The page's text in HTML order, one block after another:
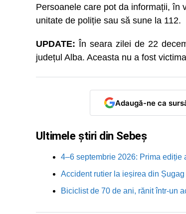
Persoanele care pot da informații, în
unitate de poliție sau să sune la 112.
UPDATE: În seara zilei de 22
județul Alba. Aceasta nu a fost
Adaugă-ne ca
Ultimele știri din Sebeș
4–6 septembrie 2026: Prima ediție
Accident rutier la ieșirea din
Biciclist de 70 de ani, rănit într-un